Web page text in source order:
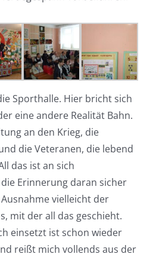
Sporthalle. Hier bricht sich
eine andere Realität Bahn.
an den Krieg, die
die Veteranen, die lebend
das ist an sich
Erinnerung daran sicher
vielleicht der
mit der all das geschieht.
einsetzt ist schon wieder
reißt mich vollends aus der